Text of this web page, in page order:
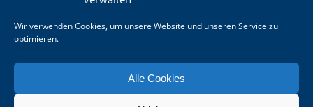
Wir verwenden Cookies, um unsere Website und unseren Service zu
optimieren.
Alle Cookies
© OpenStreetMap